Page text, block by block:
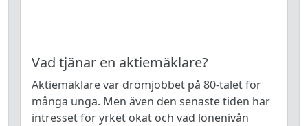
Vad tjänar en aktiemäklare?
Aktiemäklare var drömjobbet på 80-talet för
många unga. Men även den senaste tiden har
intresset för yrket ökat och vad lönenivån